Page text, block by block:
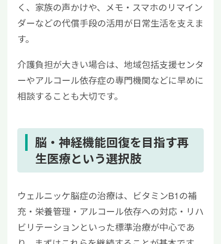
く、家族の声かけや、メモ・スマホのリマイン
ダーなどの代償手段の活用が日常生活を支えま
す。
介護負担が大きい場合は、地域包括支援センタ
ーやアルコール依存症の専門機関などに早めに
相談することも大切です。
脳・神経機能回復を目指す再
生医療という選択肢
ウェルニッケ脳症の治療は、ビタミンB1の補
充・栄養管理・アルコール依存への対応・リハ
ビリテーションといった標準治療が中心であ